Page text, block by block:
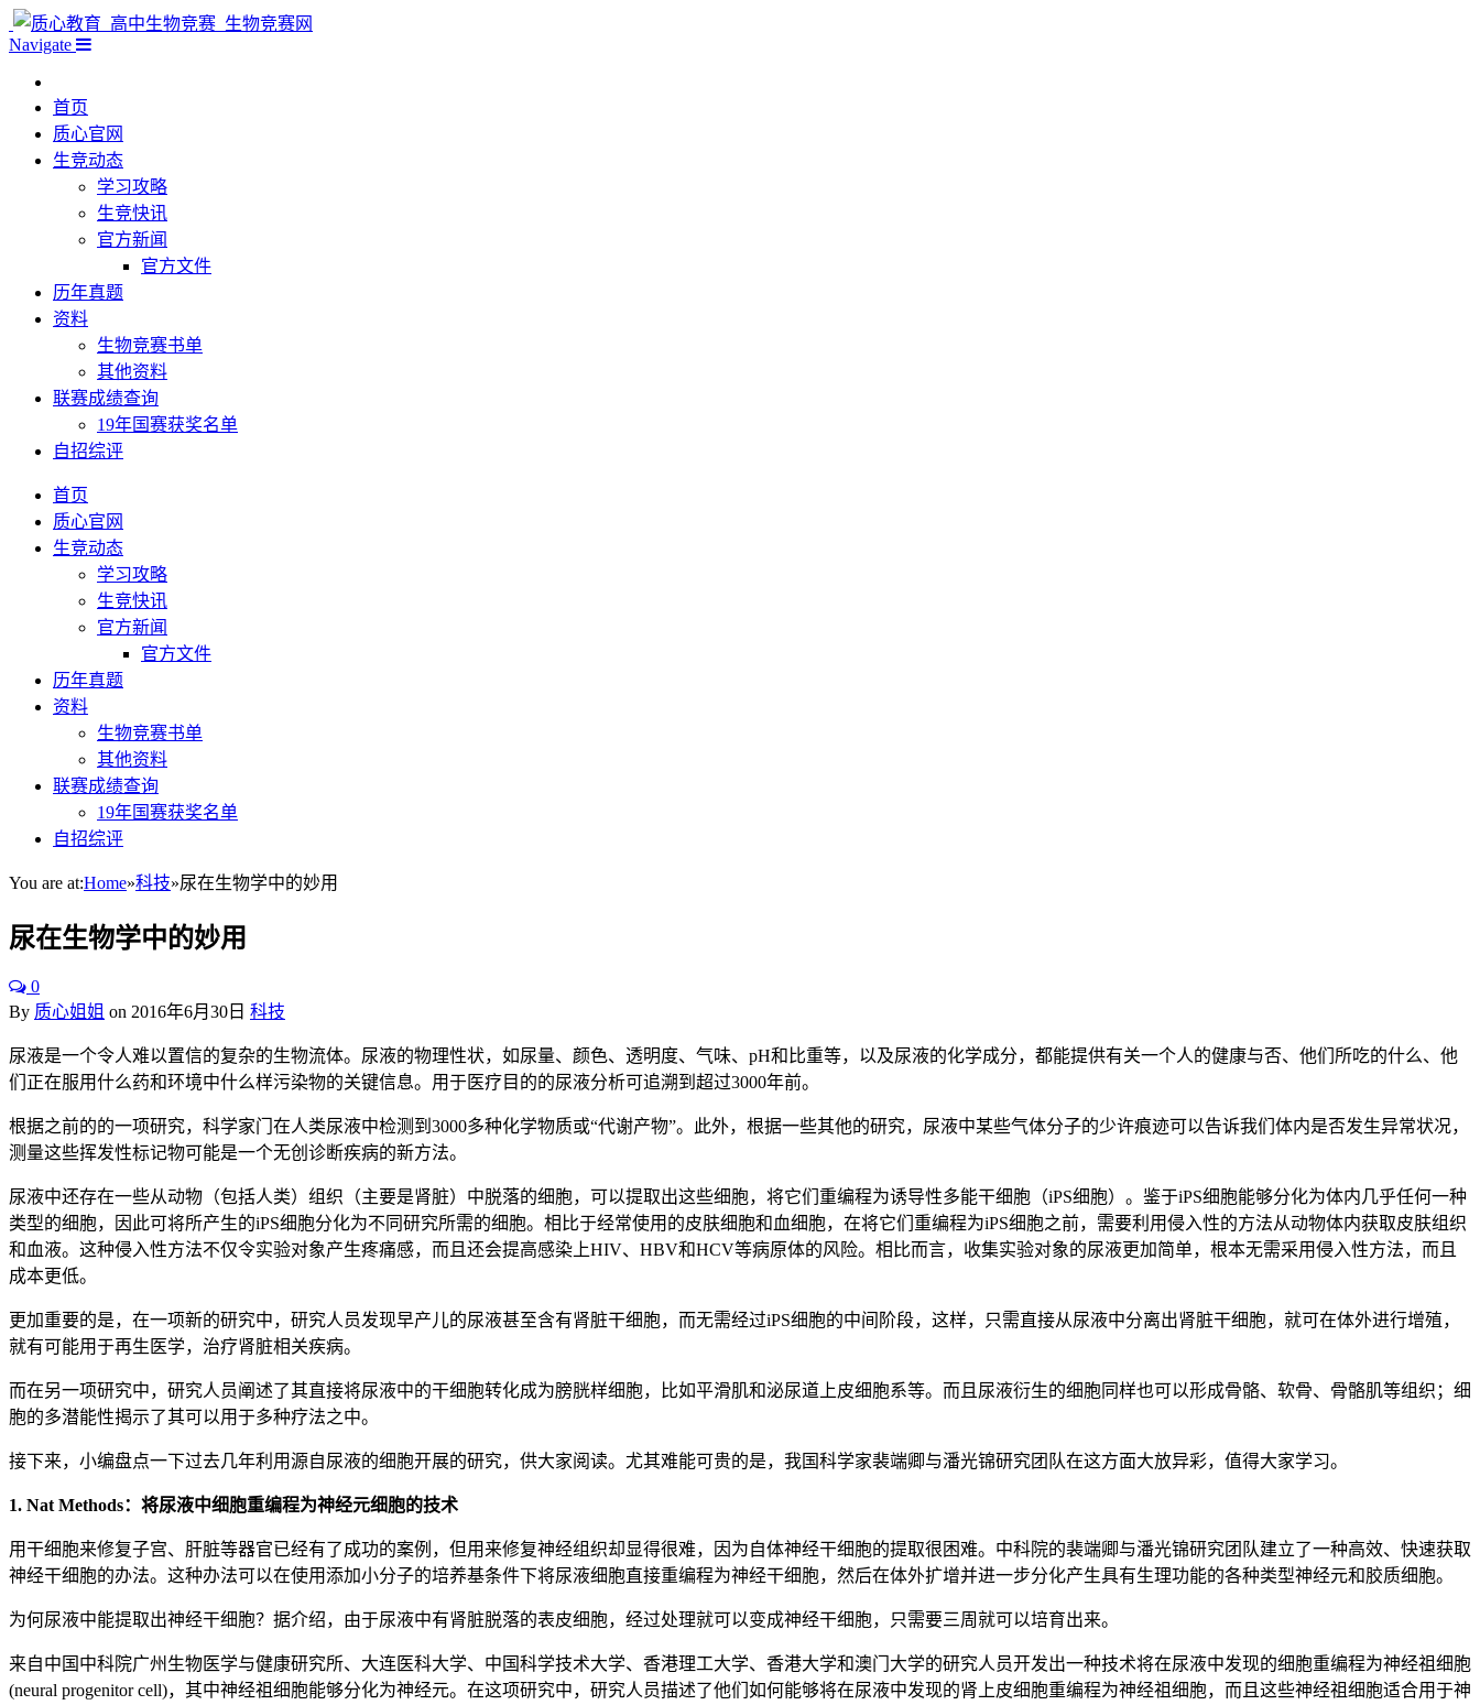
Navigate
首页
质心官网
生竞动态
学习攻略
生竞快讯
官方新闻
官方文件
历年真题
资料
生物竞赛书单
其他资料
联赛成绩查询
19年国赛获奖名单
自招综评
首页
质心官网
生竞动态
学习攻略
生竞快讯
官方新闻
官方文件
历年真题
资料
生物竞赛书单
其他资料
联赛成绩查询
19年国赛获奖名单
自招综评
You are at:Home»科技»尿在生物学中的妙用
尿在生物学中的妙用
0
By 质心姐姐 on 2016年6月30日 科技
尿液是一个令人难以置信的复杂的生物流体。尿液的物理性状，如尿量、颜色、透明度、气味、pH和比重等，以及尿液的化学成分，都能提供有关一个人的健康与否、他们所吃的什么、他
们正在服用什么药和环境中什么样污染物的关键信息。用于医疗目的的尿液分析可追溯到超过3000年前。
根据之前的的一项研究，科学家门在人类尿液中检测到3000多种化学物质或“代谢产物”。此外，根据一些其他的研究，尿液中某些气体分子的少许痕迹可以告诉我们体内是否发生异常状况，
测量这些挥发性标记物可能是一个无创诊断疾病的新方法。
尿液中还存在一些从动物（包括人类）组织（主要是肾脏）中脱落的细胞，可以提取出这些细胞，将它们重编程为诱导性多能干细胞（iPS细胞）。鉴于iPS细胞能够分化为体内几乎任何一种
类型的细胞，因此可将所产生的iPS细胞分化为不同研究所需的细胞。相比于经常使用的皮肤细胞和血细胞，在将它们重编程为iPS细胞之前，需要利用侵入性的方法从动物体内获取皮肤组织
和血液。这种侵入性方法不仅令实验对象产生疼痛感，而且还会提高感染上HIV、HBV和HCV等病原体的风险。相比而言，收集实验对象的尿液更加简单，根本无需采用侵入性方法，而且
成本更低。
更加重要的是，在一项新的研究中，研究人员发现早产儿的尿液甚至含有肾脏干细胞，而无需经过iPS细胞的中间阶段，这样，只需直接从尿液中分离出肾脏干细胞，就可在体外进行增殖，
就有可能用于再生医学，治疗肾脏相关疾病。
而在另一项研究中，研究人员阐述了其直接将尿液中的干细胞转化成为膀胱样细胞，比如平滑肌和泌尿道上皮细胞系等。而且尿液衍生的细胞同样也可以形成骨骼、软骨、骨骼肌等组织；细
胞的多潜能性揭示了其可以用于多种疗法之中。
接下来，小编盘点一下过去几年利用源自尿液的细胞开展的研究，供大家阅读。尤其难能可贵的是，我国科学家裴端卿与潘光锦研究团队在这方面大放异彩，值得大家学习。
1. Nat Methods：将尿液中细胞重编程为神经元细胞的技术
用干细胞来修复子宫、肝脏等器官已经有了成功的案例，但用来修复神经组织却显得很难，因为自体神经干细胞的提取很困难。中科院的裴端卿与潘光锦研究团队建立了一种高效、快速获取
神经干细胞的办法。这种办法可以在使用添加小分子的培养基条件下将尿液细胞直接重编程为神经干细胞，然后在体外扩增并进一步分化产生具有生理功能的各种类型神经元和胶质细胞。
为何尿液中能提取出神经干细胞？据介绍，由于尿液中有肾脏脱落的表皮细胞，经过处理就可以变成神经干细胞，只需要三周就可以培育出来。
来自中国中科院广州生物医学与健康研究所、大连医科大学、中国科学技术大学、香港理工大学、香港大学和澳门大学的研究人员开发出一种技术将在尿液中发现的细胞重编程为神经祖细胞
(neural progenitor cell)，其中神经祖细胞能够分化为神经元。在这项研究中，研究人员描述了他们如何能够将在尿液中发现的肾上皮细胞重编程为神经祖细胞，而且这些神经祖细胞适合用于神